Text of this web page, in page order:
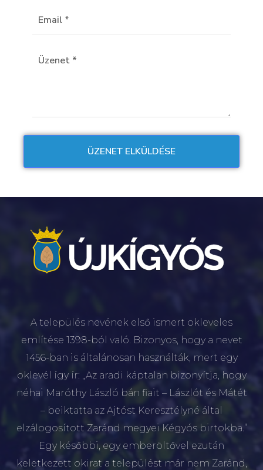
A település nevének első ismert okleveles
említése 1398-ból való. Bizonyos, hogy a nevet
1456-ban is általánosan használták, mert egy
oklevél így ír: „Az aradi káptalan bizonyítja, hogy
néhai Maróthy László bán fiait – Lászlót és Mátét
– beiktatta az Ajtóst Keresztélyné által
elzálogosított Zaránd megyei Kégyós birtokba.”
Egy későbbi, egy emberöltővel ezután
keletkezett okirat a települést már nem Zaránd,